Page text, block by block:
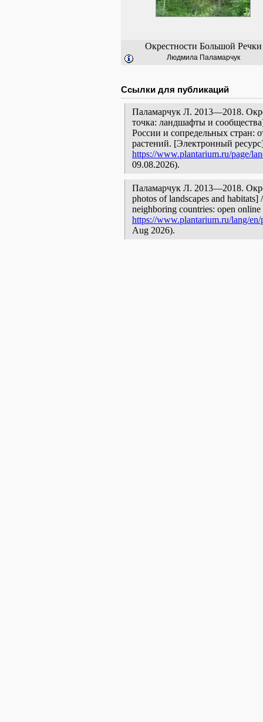
Окрестности Большой Речки
Людмила Паламарчук
Ссылки для публикаций
Паламарчук Л. 2013—2018.
точка: ландшафты и
России и сопредельных стран:
растений. [Электронный
https://www.plantarium.ru/page/
09.08.2026).
Паламарчук Л. 2013—2018.
photos of landscapes and
neighboring countries: open
https://www.plantarium.ru/lang/
Aug 2026).